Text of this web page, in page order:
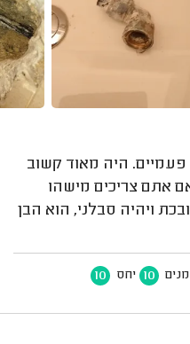
היה מאוד קשוב
אתם צריכים מישהו
ויהיה סבלני, הוא הבן
10 יחס 10